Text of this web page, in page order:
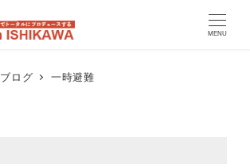
MENU
ブログ 一時避難